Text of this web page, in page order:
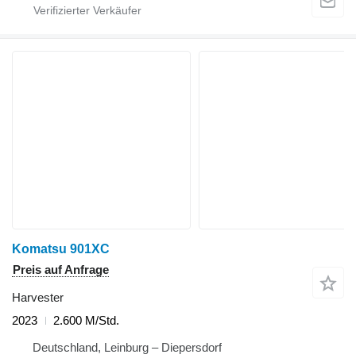
Komatsu 901XC
Preis auf Anfrage
Harvester
2023
2.600 M/Std.
Deutschland, Leinburg – Diepersdorf